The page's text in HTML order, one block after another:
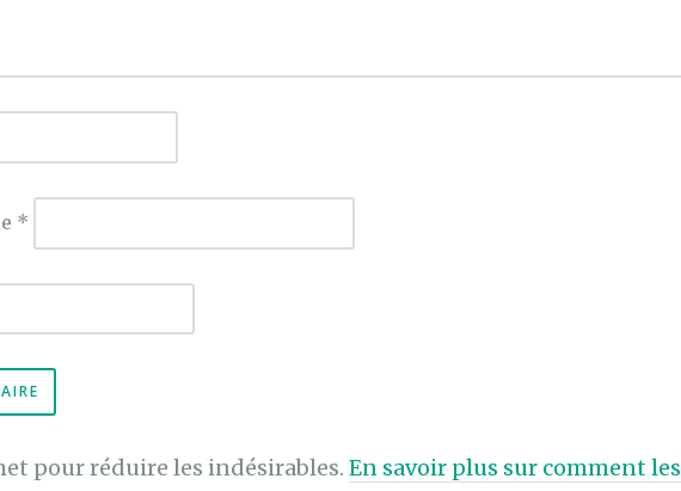
*
pour réduire les indésirables. En savoir plus sur comment les